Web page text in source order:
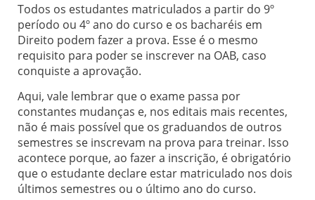
Todos os estudantes matriculados a partir do 9º
período ou 4º ano do curso e os bacharéis em
Direito podem fazer a prova. Esse é o mesmo
requisito para poder se inscrever na OAB, caso
conquiste a aprovação.
Aqui, vale lembrar que o exame passa por
constantes mudanças e, nos editais mais recentes,
não é mais possível que os graduandos de outros
semestres se inscrevam na prova para treinar. Isso
acontece porque, ao fazer a inscrição, é obrigatório
que o estudante declare estar matriculado nos dois
últimos semestres ou o último ano do curso.